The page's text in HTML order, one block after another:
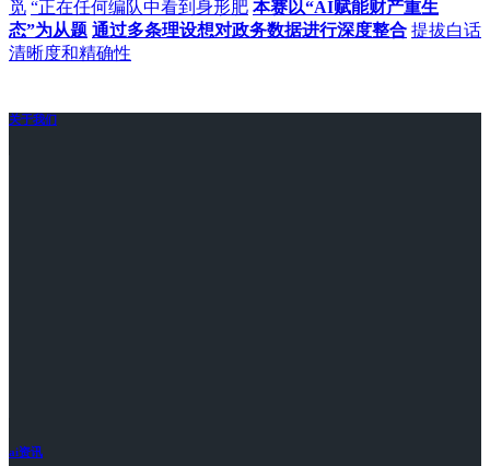
觅 “正在任何编队中看到身形肥 本赛以“AI赋能财产重生
态”为从题 通过多条理设想对政务数据进行深度整合 提拔白话
清晰度和精确性
关于我们
ai资讯